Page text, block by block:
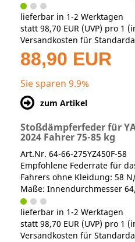
lieferbar in 1-2 Werktagen
statt 98,70 EUR (UVP) pro 1
Versandkosten für
88,90 EUR
Sie sparen 9.9%
zum Artikel
Stoßdämpferfeder für
2024 Fahrer 75-85 kg
Art.Nr. 64-66-275YZ450F-58
Empfohlene Federrate für
Fahrers ohne Kleidung: 58
Maße: Innendurchmesser
lieferbar in 1-2 Werktagen
statt 98,70 EUR (UVP) pro 1
Versandkosten für